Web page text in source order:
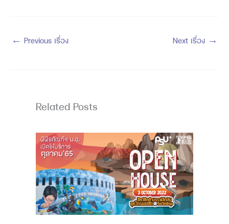
← Previous เรื่อง Next เรื่อง →
Related Posts